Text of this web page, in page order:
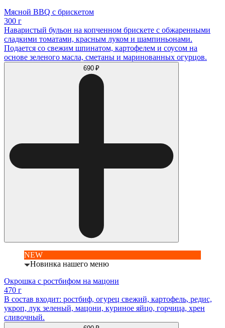
Мясной BBQ с брискетом
300 г
Наваристый бульон на копченном брискете с обжаренными
сладкими томатами, красным луком и шампиньонами.
Подается со свежим шпинатом, картофелем и соусом на
основе зеленого масла, сметаны и маринованных огурцов.
690 ₽
NEW
Новинка нашего меню
Окрошка с ростбифом на мацони
470 г
В состав входит: ростбиф, огурец свежий, картофель, редис,
укроп, лук зеленый, мацони, куриное яйцо, горчица, хрен
сливочный.